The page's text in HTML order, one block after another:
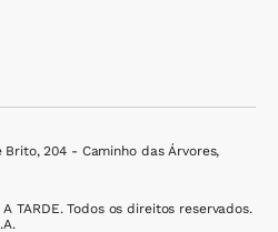
204 - Caminho das Árvores,
TARDE. Todos os direitos reservados.